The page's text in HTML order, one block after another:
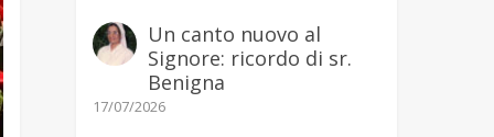
Un canto nuovo al
Signore: ricordo di sr.
Benigna
17/07/2026